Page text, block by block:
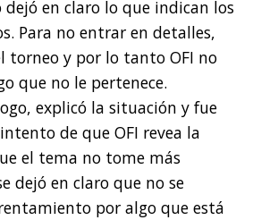
dejó en claro lo que indican los
Para no entrar en detalles,
torneo y por lo tanto OFI no
que no le pertenece.
explicó la situación y fue
de que OFI revea la
el tema no tome más
dejó en claro que no se
por algo que está